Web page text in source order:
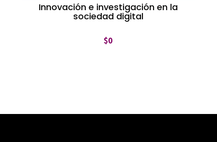
Innovación e investigación en la
sociedad digital
$0